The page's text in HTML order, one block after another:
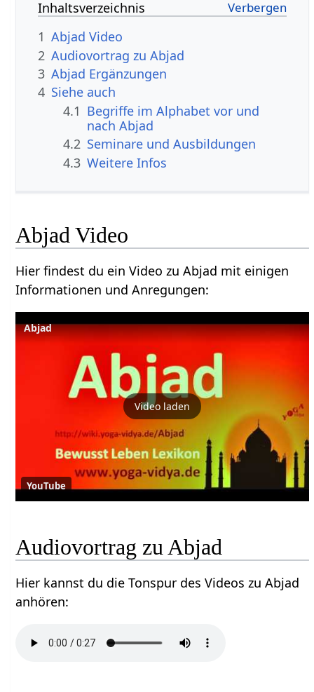
Inhaltsverzeichnis
1 Abjad Video
2 Audiovortrag zu Abjad
3 Abjad Ergänzungen
4 Siehe auch
4.1 Begriffe im Alphabet vor und
nach Abjad
4.2 Seminare und Ausbildungen
4.3 Weitere Infos
Abjad Video
Hier findest du ein Video zu Abjad mit einigen
Informationen und Anregungen:
Abjad
Video laden
YouTube
Audiovortrag zu Abjad
Hier kannst du die Tonspur des Videos zu Abjad
anhören: